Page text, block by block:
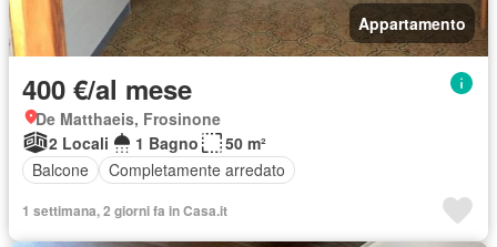
Appartamento
400 €/al mese
De Matthaeis, Frosinone
2 Locali
1 Bagno
50 m²
Balcone
Completamente arredato
1 settimana, 2 giorni fa in Casa.it